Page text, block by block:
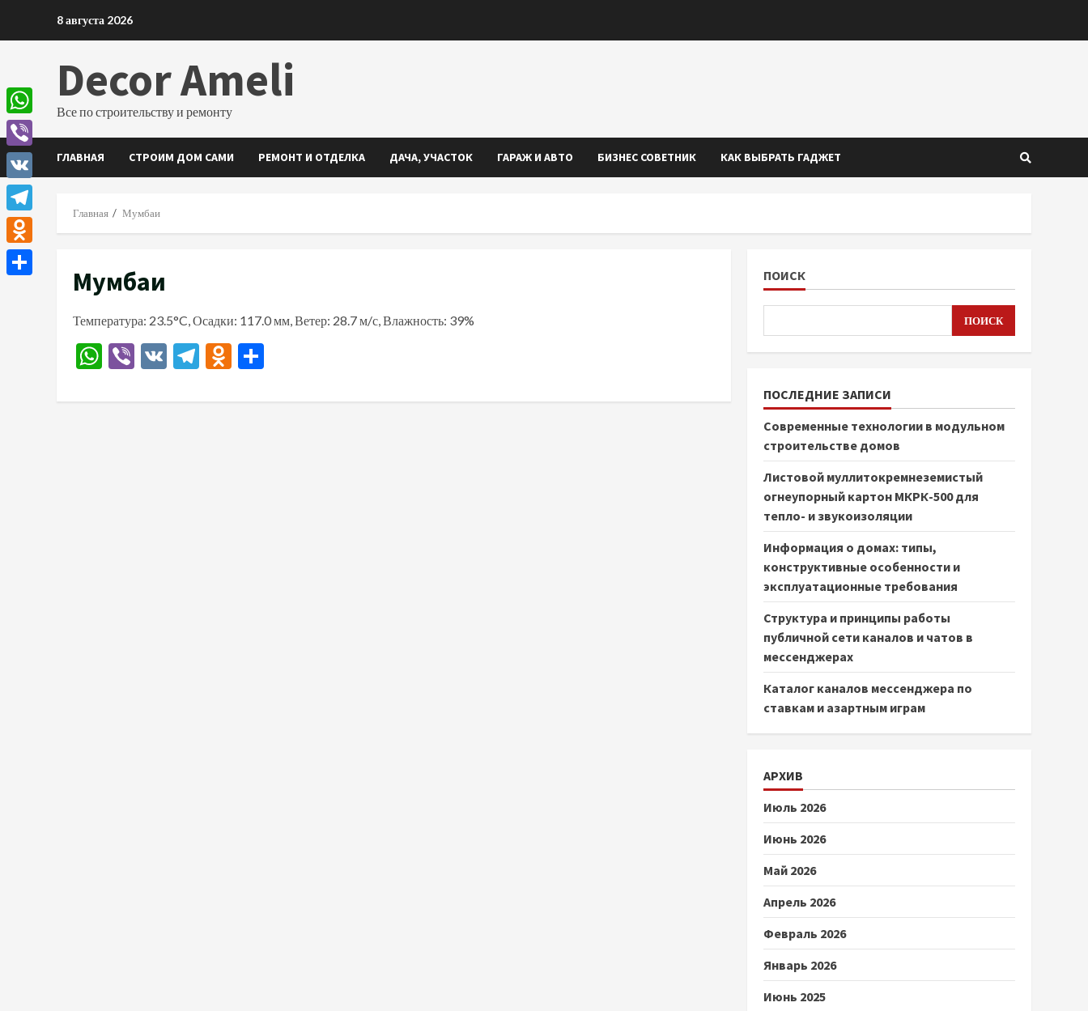
8 августа 2026
Decor Ameli
Все по строительству и ремонту
ГЛАВНАЯ СТРОИМ ДОМ САМИ РЕМОНТ И ОТДЕЛКА ДАЧА, УЧАСТОК ГАРАЖ И АВТО БИЗНЕС СОВЕТНИК КАК ВЫБРАТЬ ГАДЖЕТ
Главная Мумбаи
Мумбаи
Температура: 23.5°C, Осадки: 117.0 мм, Ветер: 28.7 м/с, Влажность: 39%
WhatsApp
Viber
VK Telegram
Odnoklassniki
ПОИСК
ПОИСК
ПОСЛЕДНИЕ ЗАПИСИ
Современные технологии в модульном
строительстве домов
Листовой муллитокремнеземистый
огнеупорный картон МКРК-500 для
тепло- и звукоизоляции
Информация о домах: типы,
конструктивные особенности и
эксплуатационные требования
Структура и принципы работы
публичной сети каналов и чатов в
мессенджерах
Каталог каналов мессенджера по
ставкам и азартным играм
АРХИВ
Июль 2026
Июнь 2026
Май 2026
Апрель 2026
Февраль 2026
Январь 2026
Июнь 2025
WhatsApp
Viber
VK
Telegram
Odnoklassniki